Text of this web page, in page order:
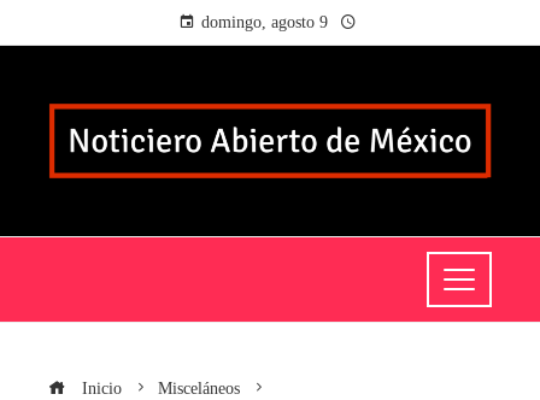
domingo, agosto 9
Inicio
Misceláneos